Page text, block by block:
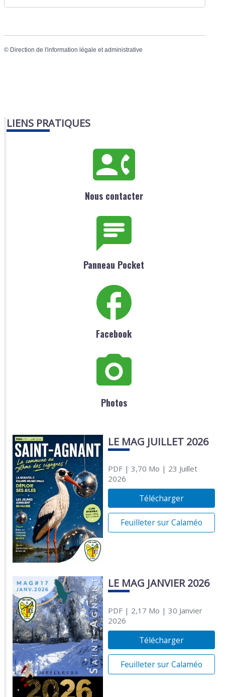
© Direction de l'information légale et administrative
LIENS PRATIQUES
Nous contacter
Panneau Pocket
Facebook
Photos
LE MAG JUILLET 2026
PDF| 3,70 Mo | 23 Juillet
2026
Télécharger
Feuilleter sur Calaméo
LE MAG JANVIER 2026
PDF| 2,17 Mo | 30 Janvier
2026
Télécharger
Feuilleter sur Calaméo